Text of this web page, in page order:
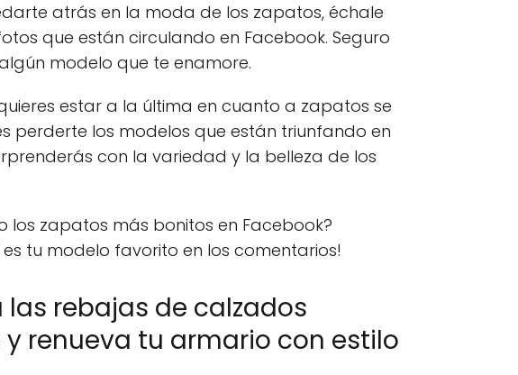
atrás en la moda de los zapatos, échale
que están circulando en Facebook. Seguro
modelo que te enamore.
quieres estar a la última en cuanto a zapatos se
perderte los modelos que están triunfando en
con la variedad y la belleza de los
los zapatos más bonitos en Facebook?
es tu modelo favorito en los comentarios!
las rebajas de calzados
y renueva tu armario con estilo